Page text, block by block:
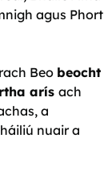
agus Phort
Beo beocht
arís ach
a
nuair a